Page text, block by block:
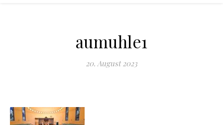
aumuhle1
20. August 2023